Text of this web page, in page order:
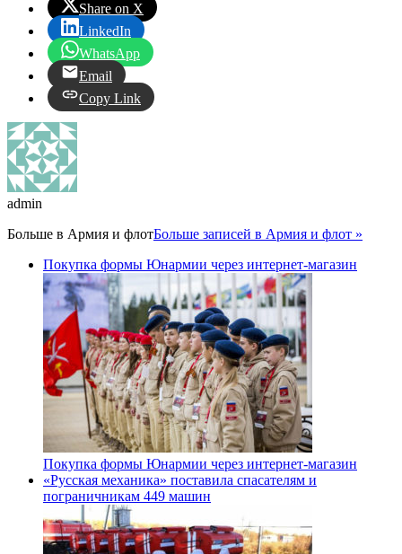
Share on X
LinkedIn
WhatsApp
Email
Copy Link
admin
Больше в Армия и флотБольше записей в Армия и флот »
Покупка формы Юнармии через интернет-магазин
Покупка формы Юнармии через интернет-магазин
«Русская механика» поставила спасателям и
пограничникам 449 машин